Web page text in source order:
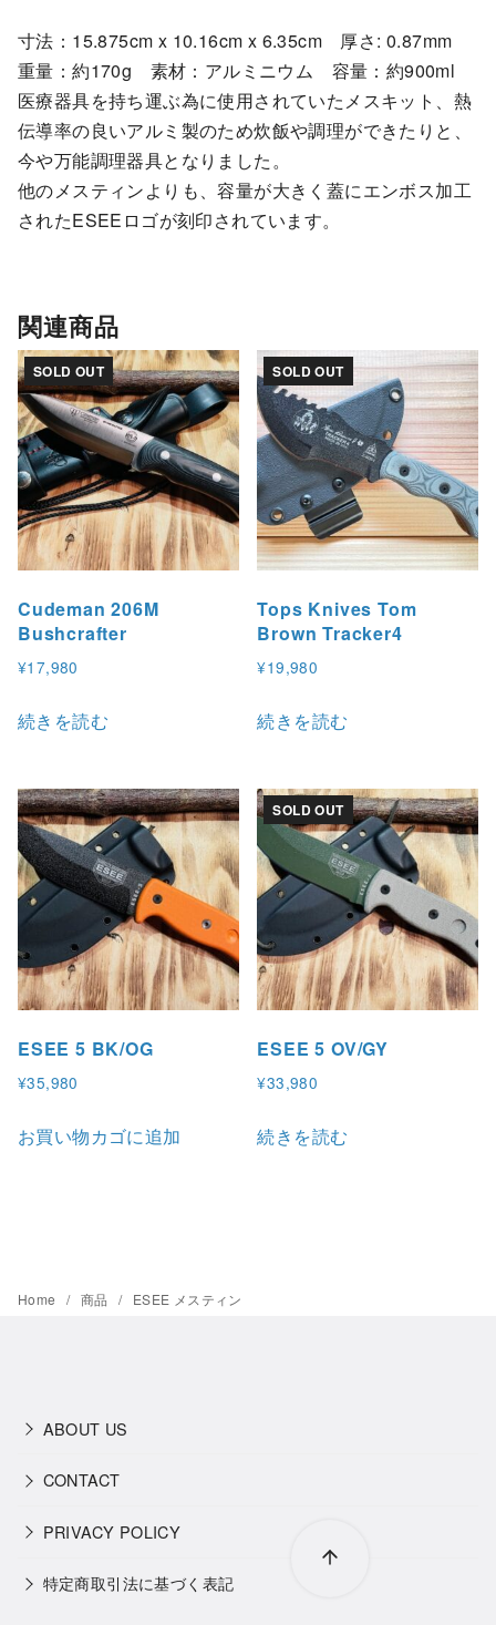
寸法：15.875cm x 10.16cm x 6.35cm 厚さ: 0.87mm
重量：約170g 素材：アルミニウム 容量：約900ml
医療器具を持ち運ぶ為に使用されていたメスキット、熱
伝導率の良いアルミ製のため炊飯や調理ができたりと、
今や万能調理器具となりました。
他のメスティンよりも、容量が大きく蓋にエンボス加工
されたESEEロゴが刻印されています。
関連商品
SOLD OUT
Cudeman 206M
Bushcrafter
¥17,980
続きを読む
SOLD OUT
Tops Knives Tom
Brown Tracker4
¥19,980
続きを読む
ESEE 5 BK/OG
¥35,980
お買い物カゴに追加
SOLD OUT
ESEE 5 OV/GY
¥33,980
続きを読む
Home 商品 ESEE メスティン
ABOUT US
CONTACT
PRIVACY POLICY
特定商取引法に基づく表記